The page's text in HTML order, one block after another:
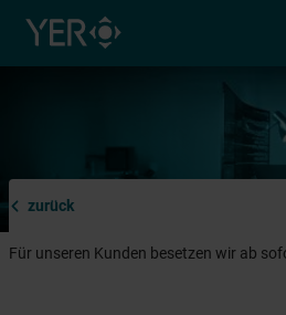
Typ auswählen
zurück
Für unseren Kunden besetzen wir ab